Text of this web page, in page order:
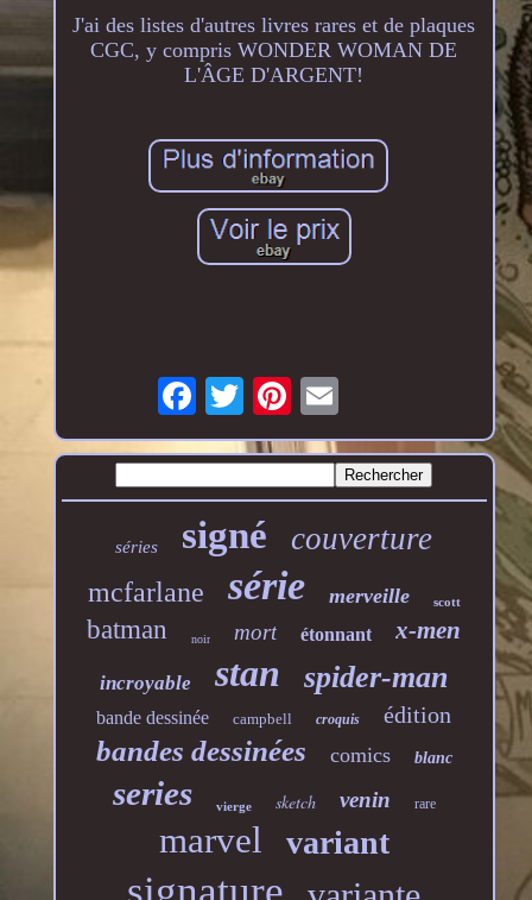
J'ai des listes d'autres livres rares et de plaques
CGC, y compris WONDER WOMAN DE
L'ÂGE D'ARGENT!
séries signé couverture
mcfarlane série merveille scott
batman noir mort étonnant x-men
incroyable stan spider-man
bande dessinée campbell croquis édition
bandes dessinées comics blanc
series vierge sketch venin rare
marvel variant